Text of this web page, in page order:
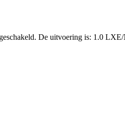
De uitvoering is: 1.0